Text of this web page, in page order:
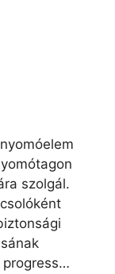
szolgál.
progress…